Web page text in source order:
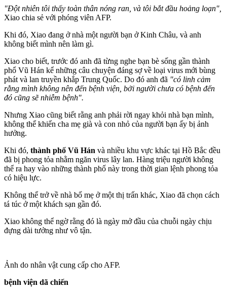
"Đột nhiên tôi thấy toàn thân nóng ran, và tôi bắt đầu hoảng loạn",
Xiao chia sẻ với phóng viên AFP.
Khi đó, Xiao đang ở nhà một người bạn ở Kinh Châu, và anh
không biết mình nên làm gì.
Xiao cho biết, trước đó anh đã từng nghe bạn bè sống gần thành
phổ Vũ Hán kể những câu chuyện đáng sợ về loại virus mới bùng
phát và lan truyền khắp Trung Quốc. Do đó anh đã "có linh cảm
rằng mình không nên đến bệnh viện, bởi người chưa có bệnh đến
đó cũng sẽ nhiễm bệnh".
Nhưng Xiao cũng biết rằng anh phải rời ngay khỏi nhà bạn mình,
không thể khiến cha mẹ già và con nhỏ của người bạn ấy bị ảnh
hưởng.
Khi đó, thành phố Vũ Hán và nhiều khu vực khác tại Hồ Bắc đều
đã bị phong tỏa nhằm ngăn virus lây lan. Hàng triệu người không
thể ra hay vào những thành phố này trong thời gian lệnh phong tỏa
có hiệu lực.
Không thể trở về nhà bố mẹ ở một thị trấn khác, Xiao đã chọn cách
tá túc ở một khách sạn gần đó.
Xiao không thể ngờ rằng đó là ngày mở đầu của chuỗi ngày chịu
đựng dài tưởng như vô tận.
Ảnh do nhân vật cung cấp cho AFP.
bệnh viện d‌ã chi‌ến